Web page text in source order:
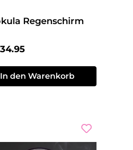
Regenschirm
Preis:
In den Warenkorb